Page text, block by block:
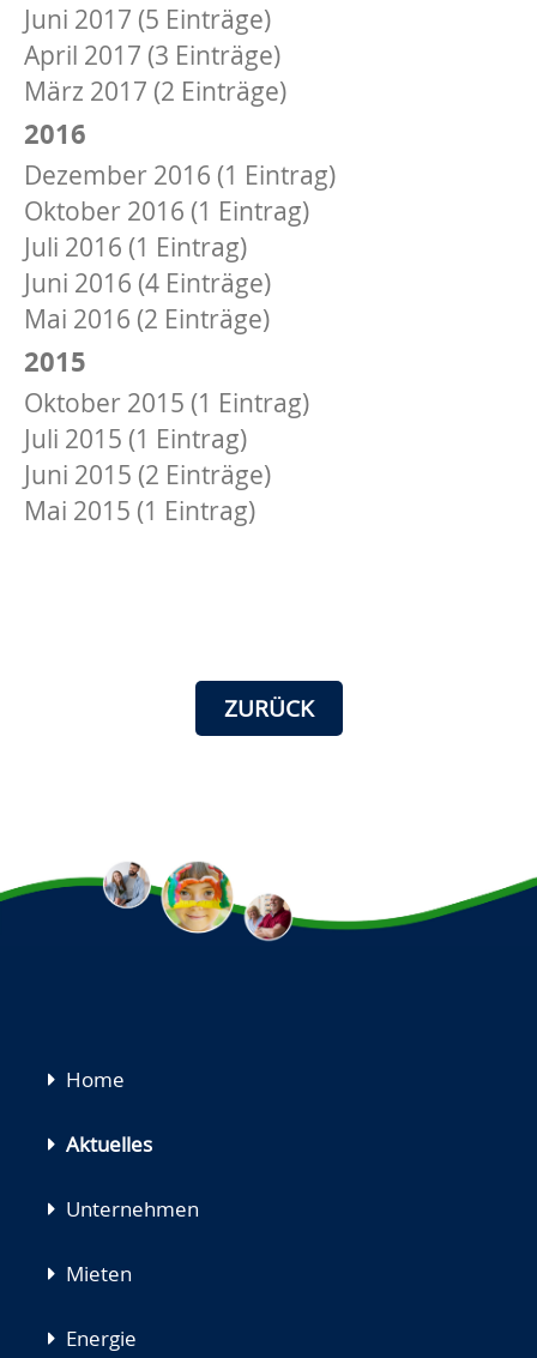
Juni 2017 (5 Einträge)
April 2017 (3 Einträge)
März 2017 (2 Einträge)
2016
Dezember 2016 (1 Eintrag)
Oktober 2016 (1 Eintrag)
Juli 2016 (1 Eintrag)
Juni 2016 (4 Einträge)
Mai 2016 (2 Einträge)
2015
Oktober 2015 (1 Eintrag)
Juli 2015 (1 Eintrag)
Juni 2015 (2 Einträge)
Mai 2015 (1 Eintrag)
ZURÜCK
Navigation
Home
Aktuelles
Unternehmen
Mieten
Energie